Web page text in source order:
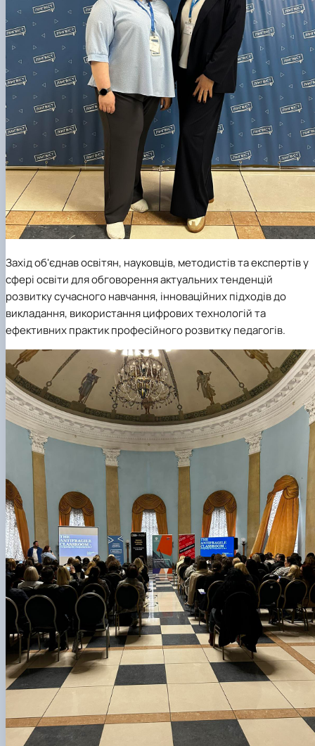
Захід об'єднав освітян, науковців, методистів та експертів у
сфері освіти для обговорення актуальних тенденцій
розвитку сучасного навчання, інноваційних підходів до
викладання, використання цифрових технологій та
ефективних практик професійного розвитку педагогів.